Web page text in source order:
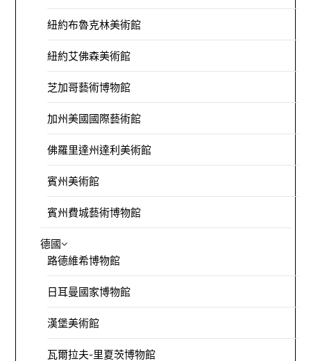
紐約布魯克林美術館
紐約艾佛森美術館
芝加哥藝術博物館
加州美國國際藝術館
佛羅里達州達利美術館
賓州美術館
賓州費城藝術博物館
德國
路德維希博物館
日耳曼國家博物館
漢堡美術館
瓦爾拉夫-里夏茨博物館